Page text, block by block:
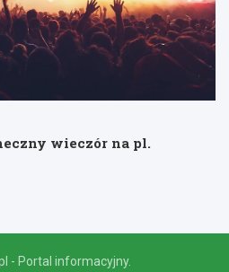
wieczór na pl.
- Portal informacyjny.